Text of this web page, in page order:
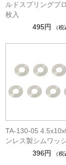
ルドスプリングプ
枚入
495円
（税
TA-130-05
ンレス製シムワッ
396円
（税